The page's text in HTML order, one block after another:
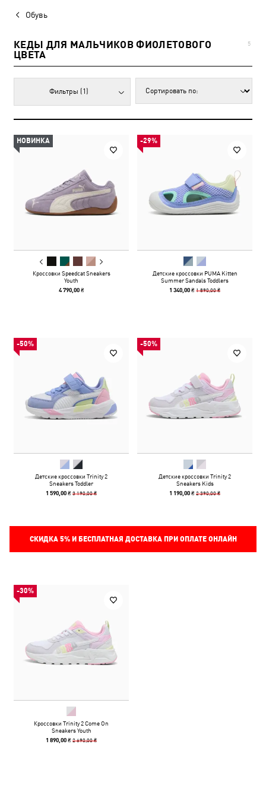
Обувь
КЕДЫ ДЛЯ МАЛЬЧИКОВ ФИОЛЕТОВОГО
ЦВЕТА
5
Фильтры (1)
НОВИНКА
Кроссовки Speedcat Sneakers
Youth
4 790,00 ₴
-29%
Детские кроссовки PUMA Kitten
Summer Sandals Toddlers
1 340,00 ₴1 890,00 ₴
-50%
Детские кроссовки Trinity 2
Sneakers Toddler
1 590,00 ₴3 190,00 ₴
-50%
Детские кроссовки Trinity 2
Sneakers Kids
1 190,00 ₴2 390,00 ₴
СКИДКА 5%И БЕСПЛАТНАЯ ДОСТАВКА ПРИ ОПЛАТЕ ОНЛАЙН
-30%
Кроссовки Trinity 2 Come On
Sneakers Youth
1 890,00 ₴2 690,00 ₴